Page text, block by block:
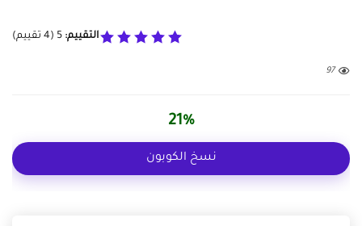
التقييم: 5
(
4 تقييم)
97
21%
نسخ الكوبون